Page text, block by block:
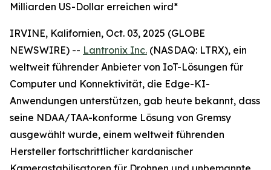
Milliarden US-Dollar erreichen wird*
IRVINE, Kalifornien, Oct. 03, 2025 (GLOBE
NEWSWIRE) -- Lantronix Inc. (NASDAQ: LTRX), ein
weltweit führender Anbieter von IoT-Lösungen für
Computer und Konnektivität, die Edge-KI-
Anwendungen unterstützen, gab heute bekannt, dass
seine NDAA/TAA-konforme Lösung von Gremsy
ausgewählt wurde, einem weltweit führenden
Hersteller fortschrittlicher kardanischer